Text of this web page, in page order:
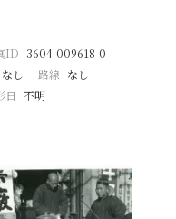
ID 3604-009618-0
なし 路線 なし
日 不明